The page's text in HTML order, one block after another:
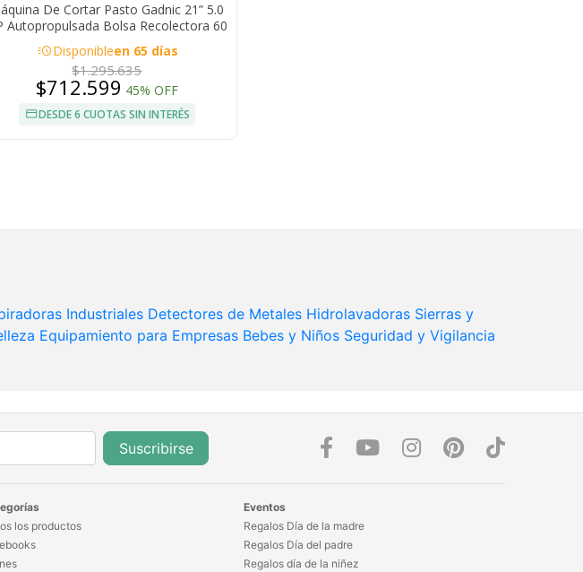
De Cortar Pasto Gadnic 21” 5.0
Autopropulsada Bolsa Recolectora 60
Litros
acuteDisponibleen 65 días
$1.295.635
$712.599 45% OFF
DESDE 6 CUOTAS SIN INTERÉS
Industriales Detectores de Metales Hidrolavadoras Sierras y
Equipamiento para Empresas Bebes y Niños Seguridad y Vigilancia
Suscribirse
los productos
Eventos
Regalos Día de la madre
Regalos Día del padre
Regalos día de la niñez